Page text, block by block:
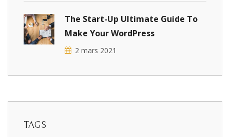
The Start-Up Ultimate Guide To
Make Your WordPress
2 mars 2021
TAGS